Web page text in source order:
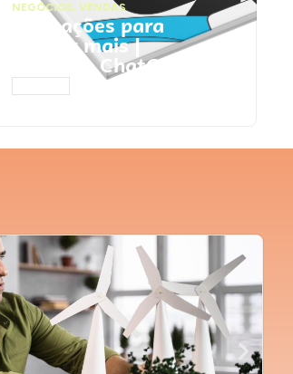
NEGÓCIOS, VENDAS
Faça ações para
vender mais |
Prompts ChatGPT